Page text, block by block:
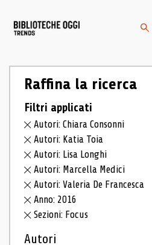
Raffina la ricerca
Filtri applicati
Autori: Chiara Consonni
Autori: Katia Toia
Autori: Lisa Longhi
Autori: Marcella Medici
Autori: Valeria De Francesca
Anno: 2016
Sezioni: Focus
Autori